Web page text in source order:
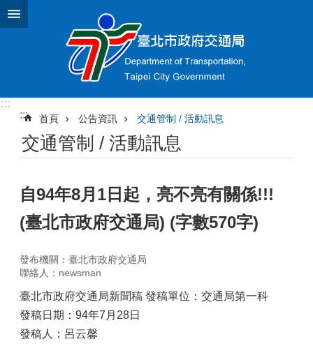
跳到主要內容區塊
:::
:::
首頁 公告資訊 交通管制 / 活動訊息
交通管制 / 活動訊息
自94年8月1日起，亮不亮有關係!!!
(臺北市政府交通局) (字數570字)
發布機關：臺北市政府交通局
聯絡人：newsman
臺北市政府交通局新聞稿 發稿單位：交通局第一科
發稿日期：94年7月28日
發稿人：呂云馨